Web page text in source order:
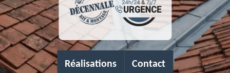
Réalisations Contact